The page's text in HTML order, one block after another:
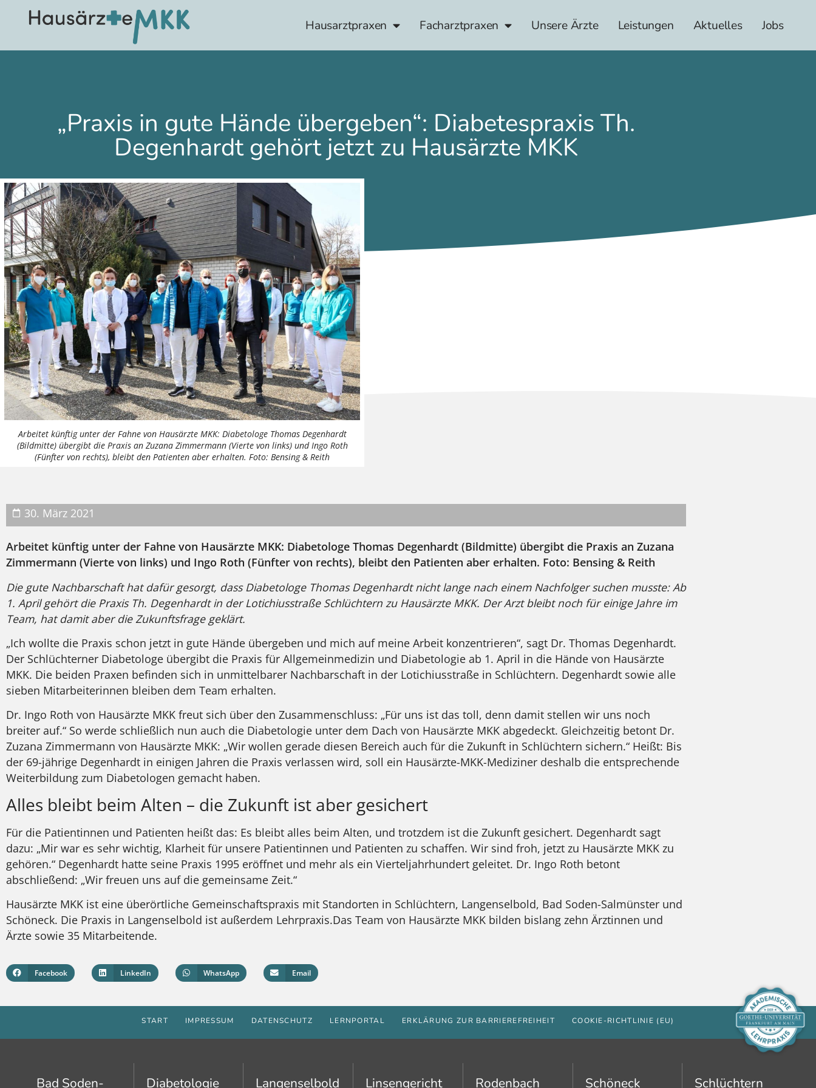
Hausarztpraxen Facharztpraxen Unsere Ärzte Leistungen Aktuelles Jobs
„Praxis in gute Hände übergeben“: Diabetespraxis Th.
Degenhardt gehört jetzt zu Hausärzte MKK
Arbeitet künftig unter der Fahne von Hausärzte MKK: Diabetologe Thomas Degenhardt
(Bildmitte) übergibt die Praxis an Zuzana Zimmermann (Vierte von links) und Ingo Roth
(Fünfter von rechts), bleibt den Patienten aber erhalten. Foto: Bensing & Reith
30. März 2021
Arbeitet künftig unter der Fahne von Hausärzte MKK: Diabetologe Thomas Degenhardt (Bildmitte) übergibt die Praxis an Zuzana
Zimmermann (Vierte von links) und Ingo Roth (Fünfter von rechts), bleibt den Patienten aber erhalten. Foto: Bensing & Reith
Die gute Nachbarschaft hat dafür gesorgt, dass Diabetologe Thomas Degenhardt nicht lange nach einem Nachfolger suchen musste: Ab
1. April gehört die Praxis Th. Degenhardt in der Lotichiusstraße Schlüchtern zu Hausärzte MKK. Der Arzt bleibt noch für einige Jahre im
Team, hat damit aber die Zukunftsfrage geklärt.
„Ich wollte die Praxis schon jetzt in gute Hände übergeben und mich auf meine Arbeit konzentrieren“, sagt Dr. Thomas Degenhardt.
Der Schlüchterner Diabetologe übergibt die Praxis für Allgemeinmedizin und Diabetologie ab 1. April in die Hände von Hausärzte
MKK. Die beiden Praxen befinden sich in unmittelbarer Nachbarschaft in der Lotichiusstraße in Schlüchtern. Degenhardt sowie alle
sieben Mitarbeiterinnen bleiben dem Team erhalten.
Dr. Ingo Roth von Hausärzte MKK freut sich über den Zusammenschluss: „Für uns ist das toll, denn damit stellen wir uns noch
breiter auf.“ So werde schließlich nun auch die Diabetologie unter dem Dach von Hausärzte MKK abgedeckt. Gleichzeitig betont Dr.
Zuzana Zimmermann von Hausärzte MKK: „Wir wollen gerade diesen Bereich auch für die Zukunft in Schlüchtern sichern.“ Heißt: Bis
der 69-jährige Degenhardt in einigen Jahren die Praxis verlassen wird, soll ein Hausärzte-MKK-Mediziner deshalb die entsprechende
Weiterbildung zum Diabetologen gemacht haben.
Alles bleibt beim Alten – die Zukunft ist aber gesichert
Für die Patientinnen und Patienten heißt das: Es bleibt alles beim Alten, und trotzdem ist die Zukunft gesichert. Degenhardt sagt
dazu: „Mir war es sehr wichtig, Klarheit für unsere Patientinnen und Patienten zu schaffen. Wir sind froh, jetzt zu Hausärzte MKK zu
gehören.“ Degenhardt hatte seine Praxis 1995 eröffnet und mehr als ein Vierteljahrhundert geleitet. Dr. Ingo Roth betont
abschließend: „Wir freuen uns auf die gemeinsame Zeit.“
Hausärzte MKK ist eine überörtliche Gemeinschaftspraxis mit Standorten in Schlüchtern, Langenselbold, Bad Soden-Salmünster und
Schöneck. Die Praxis in Langenselbold ist außerdem Lehrpraxis.Das Team von Hausärzte MKK bilden bislang zehn Ärztinnen und
Ärzte sowie 35 Mitarbeitende.
Facebook LinkedIn WhatsApp Email
START IMPRESSUM DATENSCHUTZ LERNPORTAL ERKLÄRUNG ZUR BARRIEREFREIHEIT COOKIE-RICHTLINIE (EU)
Bad Soden- Diabetologie Langenselbold Linsengericht Rodenbach Schöneck Schlüchtern